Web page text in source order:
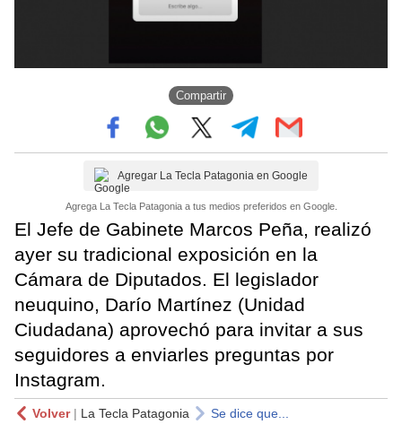
Compartir
Agregar La Tecla Patagonia en Google
Agrega La Tecla Patagonia a tus medios preferidos en Google.
El Jefe de Gabinete Marcos Peña, realizó
ayer su tradicional exposición en la
Cámara de Diputados. El legislador
neuquino, Darío Martínez (Unidad
Ciudadana) aprovechó para invitar a sus
seguidores a enviarles preguntas por
Instagram.
Volver| La Tecla Patagonia Se dice que...